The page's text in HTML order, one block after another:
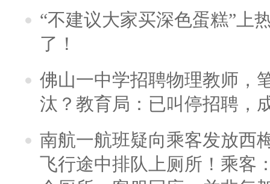
“不建议大家买深色蛋糕”上
了！
佛山一中学招聘物理教师，
汰？教育局：已叫停招聘，
南航一航班疑向乘客发放西
飞行途中排队上厕所！乘客